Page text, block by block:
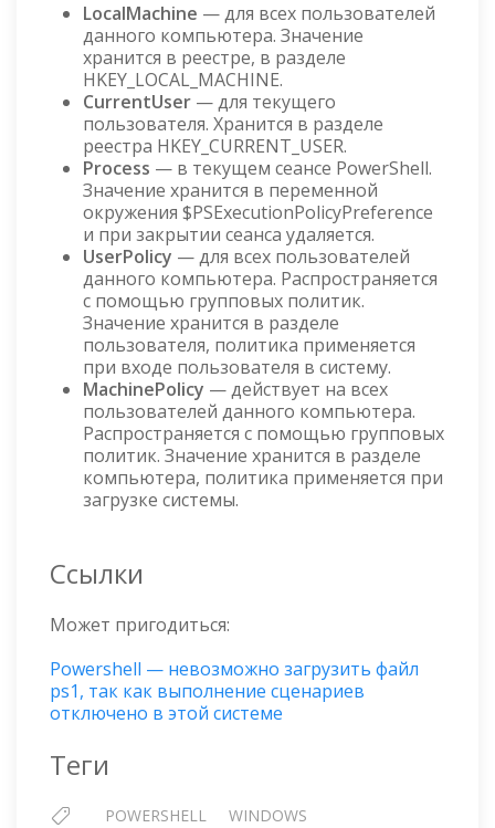
LocalMachine — для всех пользователей
данного компьютера. Значение
хранится в реестре, в разделе
HKEY_LOCAL_MACHINE.
CurrentUser — для текущего
пользователя. Хранится в разделе
реестра HKEY_CURRENT_USER.
Process — в текущем сеансе PowerShell.
Значение хранится в переменной
окружения $PSExecutionPolicyPreference
и при закрытии сеанса удаляется.
UserPolicy — для всех пользователей
данного компьютера. Распространяется
с помощью групповых политик.
Значение хранится в разделе
пользователя, политика применяется
при входе пользователя в систему.
MachinePolicy — действует на всех
пользователей данного компьютера.
Распространяется с помощью групповых
политик. Значение хранится в разделе
компьютера, политика применяется при
загрузке системы.
Ссылки
Может пригодиться:
Powershell — невозможно загрузить файл
ps1, так как выполнение сценариев
отключено в этой системе
Теги
POWERSHELL WINDOWS